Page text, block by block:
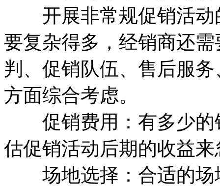
开展非常规促销活动
要复杂得多，经销商还
判、促销队伍、售后服
方面综合考虑。
促销费用：有多少的
估促销活动后期的收益
场地选择：合适的场